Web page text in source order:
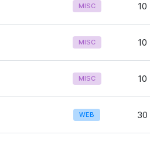
MISC 10
MISC 10
MISC 10
WEB 30